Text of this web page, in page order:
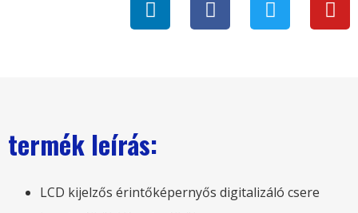
termék leírás:
LCD kijelzős érintőképernyős digitalizáló csere